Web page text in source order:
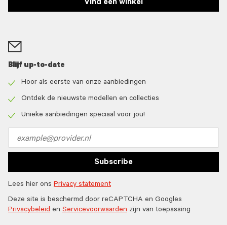
Vind een winkel
Blijf up-to-date
icon
Hoor als eerste van onze aanbiedingen
icon
Ontdek de nieuwste modellen en collecties
Unieke aanbiedingen speciaal voor jou!
address
Subscribe
Lees hier ons Privacy statement
Deze site is beschermd door reCAPTCHA en Googles
Privacybeleid en Servicevoorwaarden zijn van toepassing